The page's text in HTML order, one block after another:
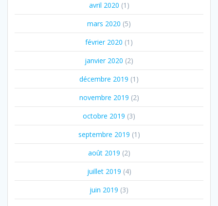
avril 2020 (1)
mars 2020 (5)
février 2020 (1)
janvier 2020 (2)
décembre 2019 (1)
novembre 2019 (2)
octobre 2019 (3)
septembre 2019 (1)
août 2019 (2)
juillet 2019 (4)
juin 2019 (3)